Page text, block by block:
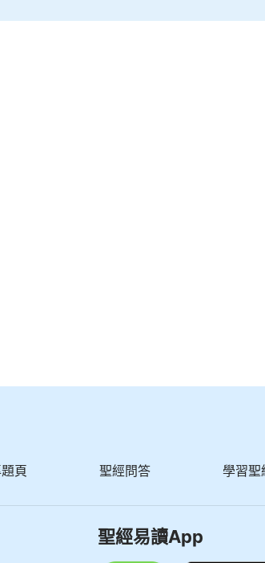
真理來實行。這樣直接導致的後果就
法的根源只有一個，今天讓我來告訴
頁 聖經問答 學習聖
聖經易讀App